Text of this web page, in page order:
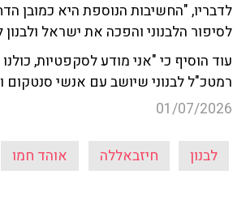
לדבריו, "החשיבות הנוספת היא
לסיפור הלבנוני והפכה את ישראל
עוד הוסיף כי "אני מודע לסקפטיות,
רמטכ"ל לבנוני שיושב עם אנשי
01/07/2026
לבנון חיזבאללה אוהד חמו